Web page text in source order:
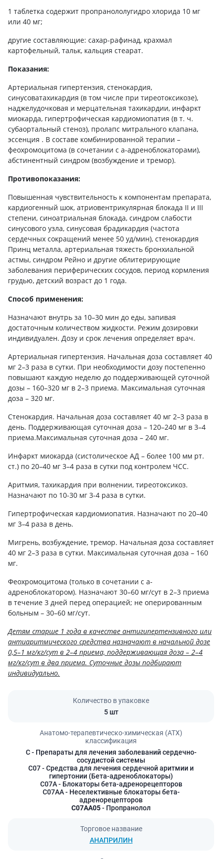
1 таблетка содержит пропранололугидро хлорида 10 мг
или 40 мг;
другие составляющие: сахар-рафинад, крахмал
картофельный, тальк, кальция стеарат.
Показания:
Артериальная гипертензия, стенокардия,
синусоватахикардия (в том числе при тиреотоксикозе),
наджелудочковая и мерцательная тахикардии, инфаркт
миокарда, гипертрофическая кардиомиопатия (в т. ч.
субаортальный стеноз), пролапс митрального клапана,
эссенция . В составе комбинированной терапии –
феохромоцитома (в сочетании с a-адреноблокаторами),
абстинентный синдром (возбуждение и тремор).
Противопоказания:
Повышенная чувствительность к компонентам препарата,
кардиогенный шок, атриовентрикулярная блокада II и III
степени, синоатриальная блокада, синдром слабости
синусового узла, синусовая брадикардия (частота
сердечных сокращений менее 50 уд/мин), стенокардия
Принц металла, артериальная тяжесть бронхиальной
астмы, синдром Рейно и другие облитерирующие
заболевания периферических сосудов, период кормления
грудью, детский возраст до 1 года.
Способ применения:
Назначают внутрь за 10–30 мин до еды, запивая
достаточным количеством жидкости. Режим дозировки
индивидуален. Дозу и срок лечения определяет врач.
Артериальная гипертензия. Начальная доза составляет 40
мг 2–3 раза в сутки. При необходимости дозу постепенно
повышают каждую неделю до поддерживающей суточной
дозы – 160–320 мг в 2–3 приема. Максимальная суточная
доза – 320 мг.
Стенокардия. Начальная доза составляет 40 мг 2–3 раза в
день. Поддерживающая суточная доза – 120–240 мг в 3–4
приема.Максимальная суточная доза – 240 мг.
Инфаркт миокарда (систолическое АД – более 100 мм рт.
ст.) по 20–40 мг 3–4 раза в сутки под контролем ЧСС.
Аритмия, тахикардия при волнении, тиреотоксикоз.
Назначают по 10-30 мг 3-4 раза в сутки.
Гипертрофическая кардиомиопатия. Назначают по 20–40
мг 3–4 раза в день.
Мигрень, возбуждение, тремор. Начальная доза составляет
40 мг 2–3 раза в сутки. Максимальная суточная доза – 160
мг.
Феохромоцитома (только в сочетании с a-
адреноблокатором). Назначают 30–60 мг/сут в 2–3 приема
в течение 3 дней перед операцией; не оперированным
больным – 30–60 мг/сут.
Детям старше 1 года в качестве антигипертензивного или
антиаритмического средства назначают в начальной дозе
0,5–1 мг/кг/сут в 2–4 приема, поддерживающая доза – 2–4
мг/кг/сут в два приема. Суточные дозы подбирают
индивидуально.
Количество в упаковке
5 шт
Анатомо-терапевтическо-химическая (АТХ)
классификация
C- Препараты для лечения заболеваний сердечно-
сосудистой системы
C07- Средства для лечения сердечной аритмии и
гипертонии (Бета-адреноблокаторы)
C07A- Блокаторы бета-адренорецепторов
C07AA- Неселективные блокаторы бета-
адренорецепторов
C07AA05- Пропранолол
Торговое название
АНАПРИЛИН